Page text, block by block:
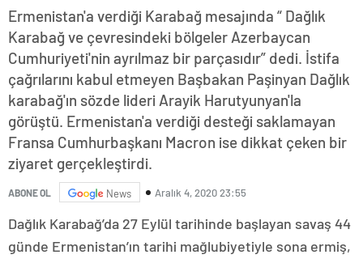
Ermenistan'a verdiği Karabağ mesajında “ Dağlık
Karabağ ve çevresindeki bölgeler Azerbaycan
Cumhuriyeti'nin ayrılmaz bir parçasıdır” dedi. İstifa
çağrılarını kabul etmeyen Başbakan Paşinyan Dağlık
karabağ'ın sözde lideri Arayik Harutyunyan'la
görüştü. Ermenistan'a verdiği desteği saklamayan
Fransa Cumhurbaşkanı Macron ise dikkat çeken bir
ziyaret gerçekleştirdi.
ABONE OL News Aralık 4, 2020 23:55
Dağlık Karabağ’da 27 Eylül tarihinde başlayan savaş 44
günde Ermenistan’ın tarihi mağlubiyetiyle sona ermiş,